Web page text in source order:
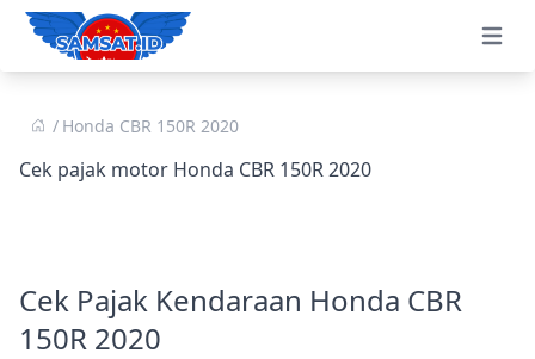
Open
Honda CBR 150R 2020
Cek pajak motor Honda CBR 150R 2020
Cek Pajak Kendaraan Honda CBR
150R 2020